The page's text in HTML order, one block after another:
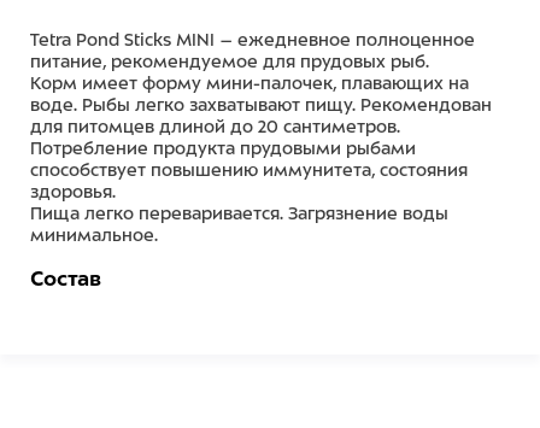
Tetra Pond Sticks MINI – ежедневное полноценное
питание, рекомендуемое для прудовых рыб.
Корм имеет форму мини-палочек, плавающих на
воде. Рыбы легко захватывают пищу. Рекомендован
для питомцев длиной до 20 сантиметров.
Потребление продукта прудовыми рыбами
способствует повышению иммунитета, состояния
здоровья.
Пища легко переваривается. Загрязнение воды
минимальное.
Состав